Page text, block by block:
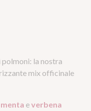
la nostra
mix officinale
menta everbena